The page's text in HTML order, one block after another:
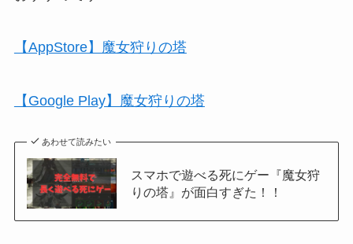
【AppStore】魔女狩りの塔
【Google Play】魔女狩りの塔
あわせて読みたい
スマホで遊べる死にゲー『魔女狩
りの塔』が面白すぎた！！